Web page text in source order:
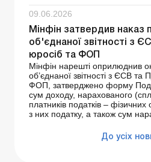
09.06.2026
Мінфін затвердив наказ
об'єднаної звітності з
юросіб та ФОП
Мінфін нарешті оприлюднив
об’єднаної звітності з ЄСВ
ФОП, затверджено форму
сум доходу, нарахованого
платників податків –
з них податку, а також сум
До усіх